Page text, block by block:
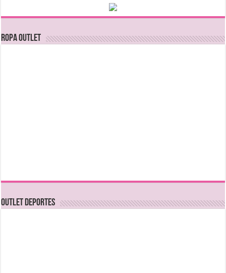
Ropa Outlet
OUTLET DEPORTES